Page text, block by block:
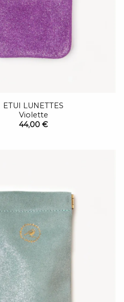
ETUI LUNETTES
Violette
44,00 €